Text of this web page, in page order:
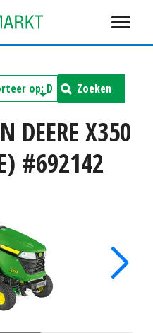
Zoeken
DEERE X350
#692142